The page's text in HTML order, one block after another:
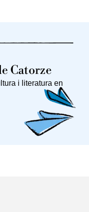
Catorze
i literatura en